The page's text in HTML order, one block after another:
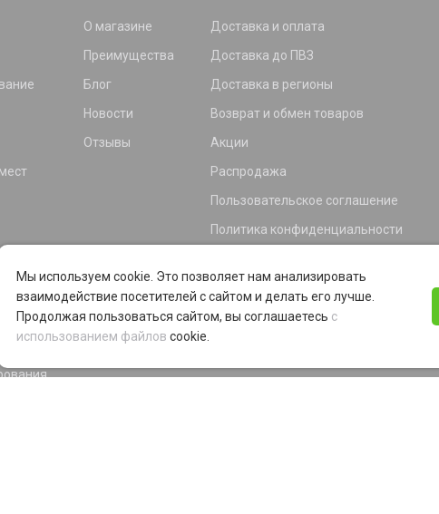
О магазине
Преимущества
Блог
Новости
Отзывы
Доставка и оплата
Доставка до ПВЗ
Доставка в регионы
Возврат и обмен товаров
Акции
Распродажа
Пользовательское соглашение
Политика конфиденциальности
Программа лояльности
Мы используем cookie. Это позволяет нам анализировать
взаимодействие посетителей с сайтом и делать его лучше.
Продолжая пользоваться сайтом, вы соглашаетесь с
использованием файлов cookie.